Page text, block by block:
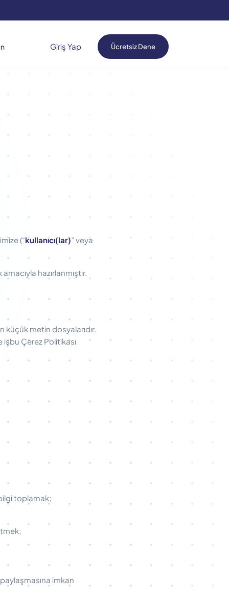
Ücretsiz Dene
Giriş Yap
(“kullanıcı(lar)” veya
hazırlanmıştır.
küçük metin dosyalarıdır.
Çerez Politikası
bilgi toplamak;
imkan